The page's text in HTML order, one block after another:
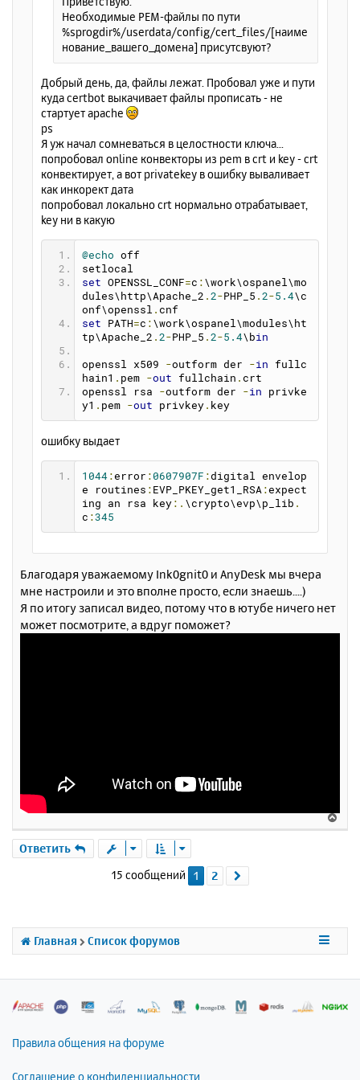
Необходимые PEM-файлы по пути
%sprogdir%/userdata/config/cert_files/[наиме
нование_вашего_домена] присутсвуют?
Добрый день, да, файлы лежат. Пробовал уже и пути
куда certbot выкачивает файлы прописать - не
стартует apache
ps
Я уж начал сомневаться в целостности ключа...
попробовал online конвекторы из pem в crt и key - crt
конвектирует, а вот privatekey в ошибку вываливает
как инкорект дата
попробовал локально crt нормально отрабатывает,
key ни в какую
@echo off
setlocal
set OPENSSL_CONF=c : \work\ospanel\mo
dules\http\Apache_2 . 2-PHP_5 . 2-5.4\c
onf\openssl . cnf
set PATH=c : \work\ospanel\modules\ht
tp\Apache_2 . 2-PHP_5 . 2-5.4\bin
openssl x509 -outform der -in fullc
hain1 . pem -out fullchain . crt
openssl rsa -outform der -in privke
y1 . pem -out privkey . key
ошибку выдает
1044 :error : 0607907F :digital envelop
e routines : EVP_PKEY_get1_RSA :expect
ing an rsa key :. \crypto\evp\p_lib .
c :345
Благодаря уважаемому Ink0gnit0 и AnyDesk мы вчера
мне настроили и это вполне просто, если знаешь....)
Я по итогу записал видео, потому что в ютубе ничего нет
может посмотрите, а вдруг поможет?
В
е
к
а
а
Ответить
15 сообщений 1 2
Главная Список форумов
Правила общения на форуме
Соглашение о конфиденциальности